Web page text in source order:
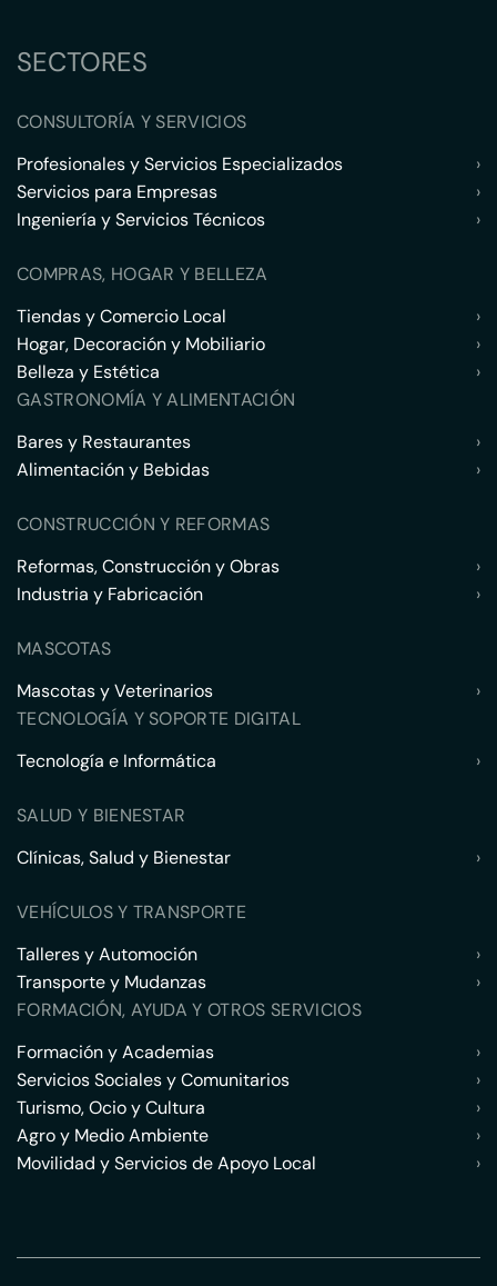
SECTORES
CONSULTORÍA Y SERVICIOS
Profesionales y Servicios Especializados
›
Servicios para Empresas
›
Ingeniería y Servicios Técnicos
›
COMPRAS, HOGAR Y BELLEZA
Tiendas y Comercio Local
›
Hogar, Decoración y Mobiliario
›
Belleza y Estética
›
GASTRONOMÍA Y ALIMENTACIÓN
Bares y Restaurantes
›
Alimentación y Bebidas
›
CONSTRUCCIÓN Y REFORMAS
Reformas, Construcción y Obras
›
Industria y Fabricación
›
MASCOTAS
Mascotas y Veterinarios
›
TECNOLOGÍA Y SOPORTE DIGITAL
Tecnología e Informática
›
SALUD Y BIENESTAR
Clínicas, Salud y Bienestar
›
VEHÍCULOS Y TRANSPORTE
Talleres y Automoción
›
Transporte y Mudanzas
›
FORMACIÓN, AYUDA Y OTROS SERVICIOS
Formación y Academias
›
Servicios Sociales y Comunitarios
›
Turismo, Ocio y Cultura
›
Agro y Medio Ambiente
›
Movilidad y Servicios de Apoyo Local
›